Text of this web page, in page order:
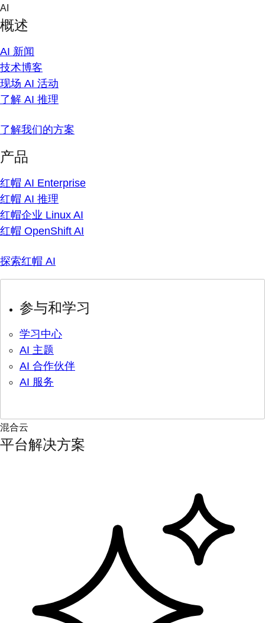
Skip
content
AI
概述
AI 新闻
技术博客
现场 AI 活动
了解 AI 推理
了解我们的方案
产品
红帽 AI Enterprise
红帽 AI 推理
红帽企业 Linux AI
红帽 OpenShift AI
探索红帽 AI
参与和学习
学习中心
AI 主题
AI 合作伙伴
AI 服务
混合云
平台解决方案